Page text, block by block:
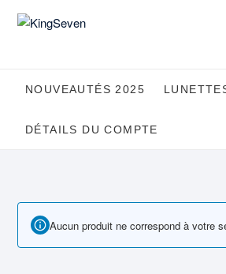
NOUVEAUTÉS 2025
DÉTAILS DU COMPTE
Aucun produit ne correspond à votre